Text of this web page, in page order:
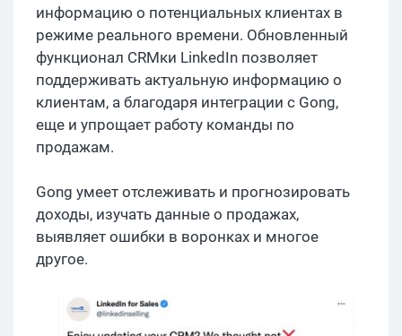
информацию о потенциальных клиентах в
режиме реального времени. Обновленный
функционал CRMки LinkedIn позволяет
поддерживать актуальную информацию о
клиентам, а благодаря интеграции с Gong,
еще и упрощает работу команды по
продажам.
Gong умеет отслеживать и прогнозировать
доходы, изучать данные о продажах,
выявляет ошибки в воронках и многое
другое.